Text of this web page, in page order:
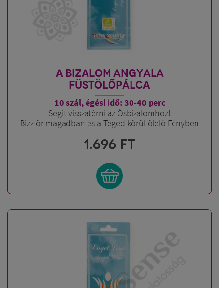
A BIZALOM ANGYALA
FÜSTÖLŐPÁLCA
10 szál, égési idő: 30-40 perc
Segít visszatérni az Ősbizalomhoz!
Bízz önmagadban és a Téged körül ölelő Fényben
1.696 FT